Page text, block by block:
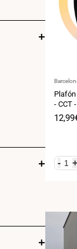
Plafón
- CCT
- +